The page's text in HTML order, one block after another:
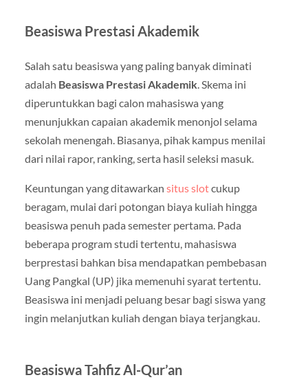
Beasiswa Prestasi Akademik
Salah satu beasiswa yang paling banyak diminati
adalah Beasiswa Prestasi Akademik. Skema ini
diperuntukkan bagi calon mahasiswa yang
menunjukkan capaian akademik menonjol selama
sekolah menengah. Biasanya, pihak kampus menilai
dari nilai rapor, ranking, serta hasil seleksi masuk.
Keuntungan yang ditawarkan situs slotcukup
beragam, mulai dari potongan biaya kuliah hingga
beasiswa penuh pada semester pertama. Pada
beberapa program studi tertentu, mahasiswa
berprestasi bahkan bisa mendapatkan pembebasan
Uang Pangkal (UP) jika memenuhi syarat tertentu.
Beasiswa ini menjadi peluang besar bagi siswa yang
ingin melanjutkan kuliah dengan biaya terjangkau.
Beasiswa Tahfiz Al-Qur’an